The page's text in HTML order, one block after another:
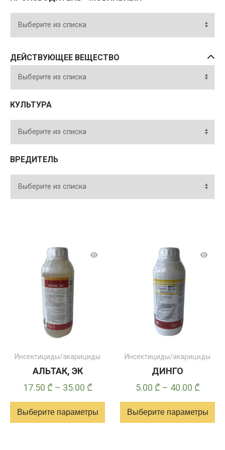
ДЕЙСТВУЮЩЕЕ ВЕЩЕСТВО
КУЛЬТУРА
ВРЕДИТЕЛЬ
Инсектициды/акарициды
АЛЬТАК, ЭК
17.50 ₾ – 35.00 ₾Диапазон
цен:
17.50 ₾
Выберите параметры
Инсектициды/акарициды
ДИНГО
5.00 ₾ – 40.00 ₾
цен:
5.00 ₾
Выберите параметры